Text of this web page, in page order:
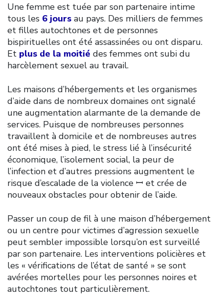
Une femme est tuée par son partenaire intime
tous les 6 jours au pays. Des milliers de femmes
et filles autochtones et de personnes
bispirituelles ont été assassinées ou ont disparu.
Et plus de la moitié des femmes ont subi du
harcèlement sexuel au travail.
Les maisons d’hébergements et les organismes
d’aide dans de nombreux domaines ont signalé
une augmentation alarmante de la demande de
services. Puisque de nombreuses personnes
travaillent à domicile et de nombreuses autres
ont été mises à pied, le stress lié à l’insécurité
économique, l’isolement social, la peur de
l’infection et d’autres pressions augmentent le
risque d’escalade de la violence ꟷ et crée de
nouveaux obstacles pour obtenir de l’aide.
Passer un coup de fil à une maison d’hébergement
ou un centre pour victimes d’agression sexuelle
peut sembler impossible lorsqu’on est surveillé
par son partenaire. Les interventions policières et
les « vérifications de l’état de santé » se sont
avérées mortelles pour les personnes noires et
autochtones tout particulièrement.